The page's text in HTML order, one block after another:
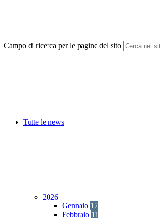
Campo di ricerca per le pagine del sito
Tutte le news
2026
Gennaio 17
Febbraio 11